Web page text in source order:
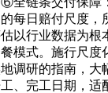
每日赔付尺度，
以行业数据为根
模式。施行尺度
调研的指南，大
、完工日期，适